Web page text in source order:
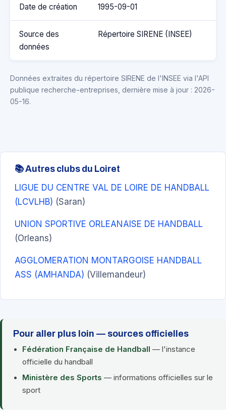
Date de création 1995-09-01
Source des
données
Répertoire SIRENE (INSEE)
Données extraites du répertoire SIRENE de l'INSEE via l'API
publique recherche-entreprises, dernière mise à jour : 2026-
05-16.
📚 Autres clubs du Loiret
LIGUE DU CENTRE VAL DE LOIRE DE HANDBALL
(LCVLHB) (Saran)
UNION SPORTIVE ORLEANAISE DE HANDBALL
(Orleans)
AGGLOMERATION MONTARGOISE HANDBALL
ASS (AMHANDA) (Villemandeur)
Pour aller plus loin — sources officielles
Fédération Française de Handball — l'instance
officielle du handball
Ministère des Sports — informations officielles sur le
sport